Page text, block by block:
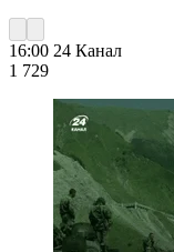
16:00 24 Канал
1 729